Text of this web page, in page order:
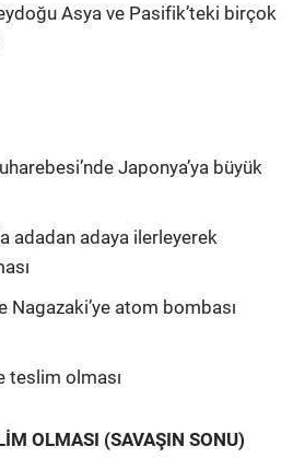
Asya ve Pasifik’teki birçok
Japonya’ya büyük
adadan adaya ilerleyerek
Nagazaki’ye atom bombası
teslim olması
OLMASI (SAVAŞIN SONU)